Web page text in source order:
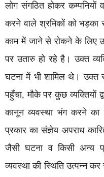
लोग संगठित होकर कम्पनियों
करने वाले श्रमिकों को भड़का
काम में जाने से रोकने के लिए
पर उतारु हो रहे है। उक्त
घटना में भी शामिल थे। उक्त
पहुँचा, मौके पर कुछ व्यक्तियों
कानून व्यवस्था भंग करने का
प्रकार का संज्ञेय अपराध
जैसी घटना व किसी अन्य
व्यवस्था की स्थिति उत्पन्न